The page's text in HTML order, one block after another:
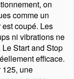
on
comme un
coupé. Les
ni vibrations ne
Start and Stop
efficace.
125, une